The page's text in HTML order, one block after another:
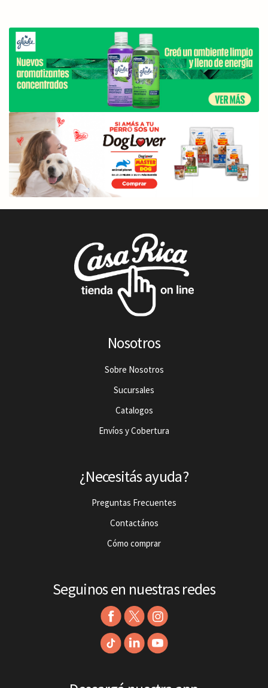
Nosotros
Sobre Nosotros
Sucursales
Catalogos
Envíos y Cobertura
¿Necesitás ayuda?
Preguntas Frecuentes
Contactános
Cómo comprar
Seguinos en nuestras redes